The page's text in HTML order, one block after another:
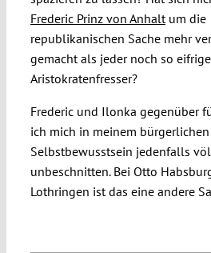
Frederic Prinz von Anhaltum die
republikanischen Sache mehr
gemacht als jeder noch so eifrige
Aristokratenfresser?
Frederic und Ilonka gegenüber
ich mich in meinem bürgerlichen
Selbstbewusstsein jedenfalls
unbeschnitten. Bei Otto
Lothringen ist das eine andere